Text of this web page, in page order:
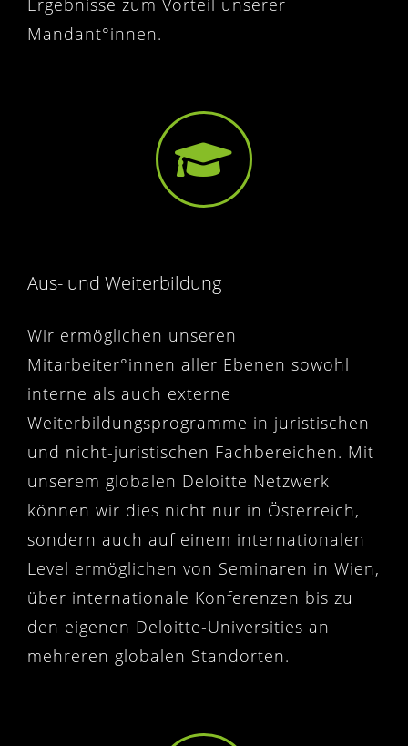
Ergebnisse zum Vorteil unserer
Mandant°innen.
Aus- und Weiterbildung
Wir ermöglichen unseren
Mitarbeiter°innen aller Ebenen sowohl
interne als auch externe
Weiterbildungsprogramme in juristischen
und nicht-juristischen Fachbereichen. Mit
unserem globalen Deloitte Netzwerk
können wir dies nicht nur in Österreich,
sondern auch auf einem internationalen
Level ermöglichen von Seminaren in Wien,
über internationale Konferenzen bis zu
den eigenen Deloitte-Universities an
mehreren globalen Standorten.